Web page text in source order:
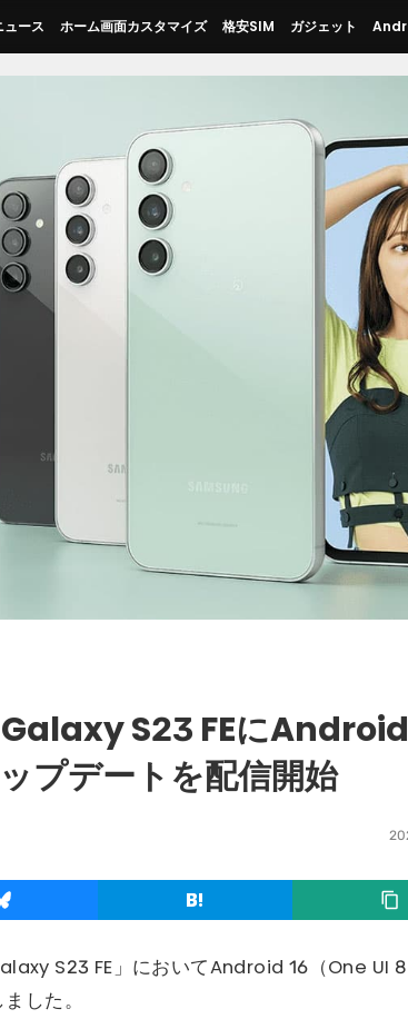
ュース ホーム画面カスタマイズ 格安SIM ガジェット
S23 FEにAndroid
プデートを配信開始
S23 FE」においてAndroid 16（One UI
した。